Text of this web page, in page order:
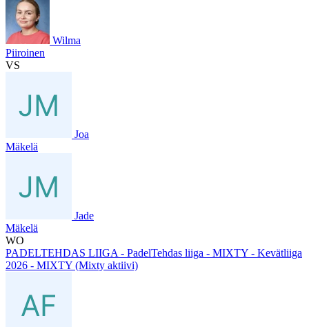
Wilma
Piiroinen
VS
Joa
Mäkelä
Jade
Mäkelä
WO
PADELTEHDAS LIIGA - PadelTehdas liiga - MIXTY - Kevätliiga
2026 - MIXTY (Mixty aktiivi)